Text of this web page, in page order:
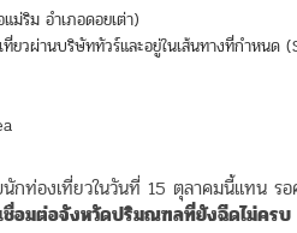
ม่ริม อำเภอดอยเต่า)
ที่ยวผ่านบริษัททัวร์และอยู่ในเส้นทางที่กำหน
กท่องเที่ยวในวันที่ 15 ตุลาคมนี้แทน ร
อมต่อจังหวัดปริมณฑลที่ยังฉีดไม่ครบ